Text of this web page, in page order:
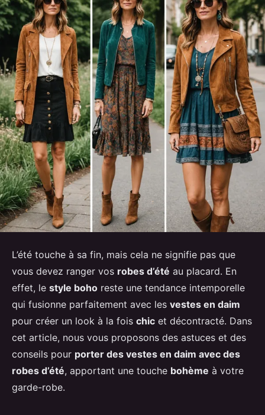
L’été touche à sa fin, mais cela ne signifie pas que
vous devez ranger vos robes d’été au placard. En
effet, le style boho reste une tendance intemporelle
qui fusionne parfaitement avec les vestes en daim
pour créer un look à la fois chic et décontracté. Dans
cet article, nous vous proposons des astuces et des
conseils pour porter des vestes en daim avec des
robes d’été, apportant une touche bohème à votre
garde-robe.